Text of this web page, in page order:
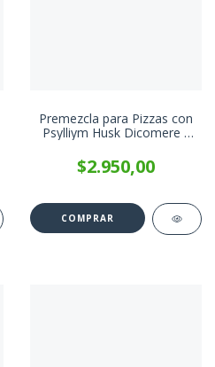
Premezcla para Pizzas con
Psylliym Husk Dicomere x
$2.950,00